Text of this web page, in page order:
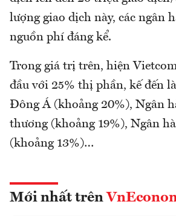
lượng giao dịch này, các ngân
nguồn phí đáng kể.
Trong giá trị trên, hiện
đầu với 25% thị phần, kế đến
Đông Á (khoảng 20%), Ngân
thương (khoảng 19%), Ngân
(khoảng 13%)…
Mới nhất trên